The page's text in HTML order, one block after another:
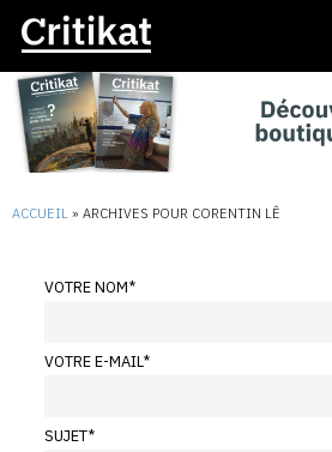
ACCUEIL » ARCHIVES POUR CORENTIN LÊ
VOTRE NOM*
VOTRE E-MAIL*
SUJET*